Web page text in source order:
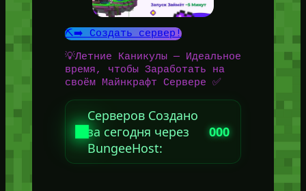
⛏️➡️ Создать сервер!
💡Летние Каникулы — Идеальное
время, чтобы Заработать на
своём Майнкрафт Сервере ✅
Серверов Создано
за сегодня через
BungeeHost:
000